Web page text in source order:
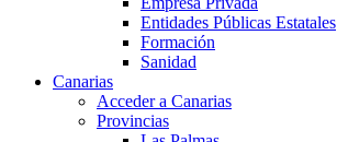
Entidades Públicas Estatales
Formación
Sanidad
Canarias
Acceder a Canarias
Provincias